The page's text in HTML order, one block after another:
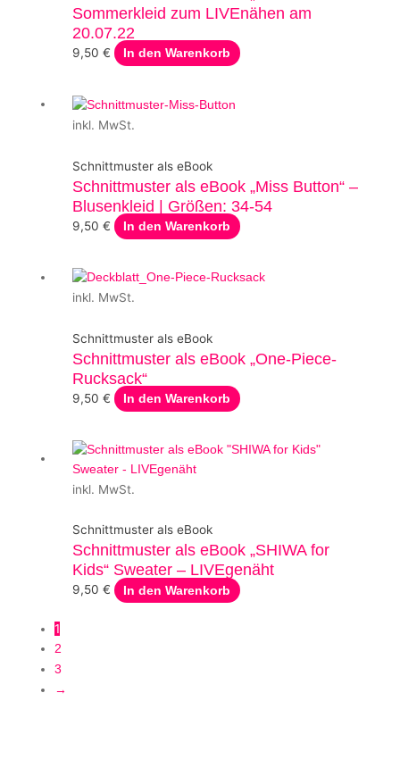
Sommerkleid zum LIVEnähen am
20.07.22
9,50€ In den Warenkorb
inkl. MwSt.
Schnittmuster als eBook
Schnittmuster als eBook „Miss Button“ –
Blusenkleid | Größen: 34-54
9,50€ In den Warenkorb
inkl. MwSt.
Schnittmuster als eBook
Schnittmuster als eBook „One-Piece-
Rucksack“
9,50€ In den Warenkorb
inkl. MwSt.
Schnittmuster als eBook
Schnittmuster als eBook „SHIWA for
Kids“ Sweater – LIVEgenäht
9,50€ In den Warenkorb
1
2
3
→